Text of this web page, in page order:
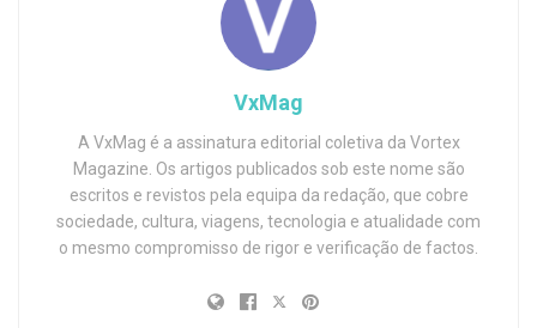
VxMag
A VxMag é a assinatura editorial coletiva da Vortex
Magazine. Os artigos publicados sob este nome são
escritos e revistos pela equipa da redação, que cobre
sociedade, cultura, viagens, tecnologia e atualidade com
o mesmo compromisso de rigor e verificação de factos.